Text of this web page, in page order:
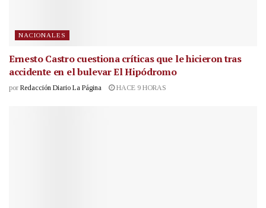
NACIONALES
Ernesto Castro cuestiona críticas que le hicieron tras
accidente en el bulevar El Hipódromo
por Redacción Diario La Página HACE 9 HORAS